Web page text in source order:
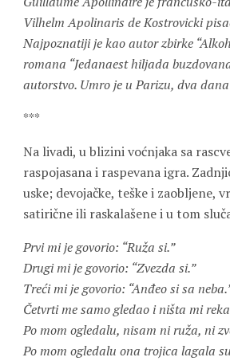
Vilhelm Apolinaris de Kostrovicki
Najpoznatiji je kao autor zbirke
romana “Jedanaest hiljada
autorstvo. Umro je u Parizu, dva
***
Na livadi, u blizini voćnjaka sa
raspojasana i raspevana igra.
uske; devojačke, teške i zaobljene,
satirične ili raskalašene i u tom
Prvi mi je govorio: “Ruža si.”
Drugi mi je govorio: “Zvezda si.”
Treći mi je govorio: “Anđeo si sa
Četvrti me samo gledao i ništa mi
Po mom ogledalu, nisam ni ruža, ni
Po mom ogledalu ona trojica lagala